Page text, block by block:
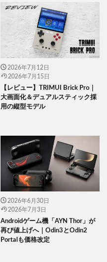
2026年7月12日
2026年7月15日
【レビュー】TRIMUI Brick Pro｜
大画面化＆デュアルスティック採
用の縦型モデル
2026年6月30日
2026年7月3日
Androidゲーム機「AYN Thor」が
再び値上げへ｜Odin3とOdin2
Portalも価格改定